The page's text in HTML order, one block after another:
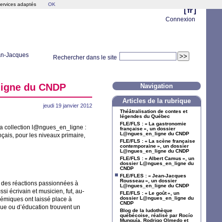
[ fr ]
Connexion
Rechercher dans le site
Jacques
du CNDP
jeudi 19 janvier 2012
collection l@ngues_en_ligne :
pour les niveaux primaire,
réactions passionnées à
écrivain et musicien, fut, au-
ont laissé place à
ou d’éducation trouvent un
Navigation
Articles de la rubrique
Théâtralisation de contes et
légendes du Québec
FLE/FLS : « La gastronomie
française», un dossier
L@ngues_en_ligne du CNDP
FLE/FLS : « La scène française
contemporaine», un dossier
L@ngues_en_ligne du CNDP
FLE/FLS : « Albert Camus », un
dossier L@ngues_en_ligne du
CNDP
FLE/FLES : « Jean-Jacques
Rousseau», un dossier
L@ngues_en_ligne du CNDP
FLE/FLS : « Le goût», un
dossier L@ngues_en_ligne du
CNDP
Blog de la ludothèque
québécoise, réalisé par Rocío
Munguía, Rodrigo Olmedo et
adaptés OK